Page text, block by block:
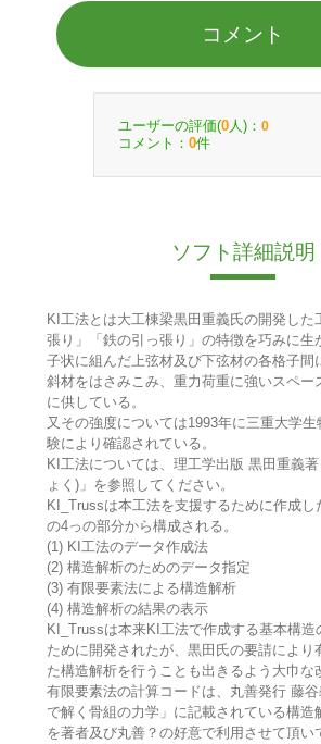
コメント
ユーザーの評価(0 人)： 0
コメント： 0件
ソフト詳細説明
KI工法とは大工棟梁黒田重義氏の開発した
張り」「鉄の引っ張り」の特徴を巧みに生
子状に組んだ上弦材及び下弦材の各格子間
斜材をはさみこみ、重力荷重に強いスペー
に供している。
又その強度については1993年に三重大学
験により確認されている。
KI工法については、理工学出版 黒田重義
ょく)」を参照してください。
KI_Trussは本工法を支援するために作成し
の4っの部分から構成される。
(1) KI工法のデータ作成法
(2) 構造解析のためのデータ指定
(3) 有限要素法による構造解析
(4) 構造解析の結果の表示
KI_Trussは本来KI工法で作成する基本構造
ために開発されたが、黒田氏の要請により
た構造解析を行うことも出きるよう大巾な
有限要素法の計算コードは、丸善発行 藤
で解く骨組の力学」に記載されている構造
を著者及び丸善？の好意で利用させて頂い